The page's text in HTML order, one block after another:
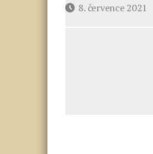
Datum8. července 2021